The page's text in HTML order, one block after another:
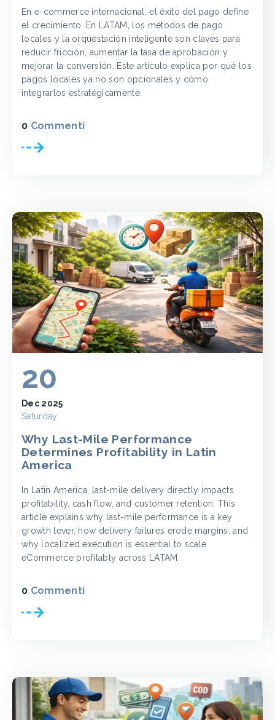
En e-commerce internacional, el éxito del pago define
el crecimiento. En LATAM, los métodos de pago
locales y la orquestación inteligente son claves para
reducir fricción, aumentar la tasa de aprobación y
mejorar la conversión. Este artículo explica por qué los
pagos locales ya no son opcionales y cómo
integrarlos estratégicamente.
0 Commenti
20
Dec 2025
Saturday
Why Last-Mile Performance
Determines Profitability in Latin
America
In Latin America, last-mile delivery directly impacts
profitability, cash flow, and customer retention. This
article explains why last-mile performance is a key
growth lever, how delivery failures erode margins, and
why localized execution is essential to scale
eCommerce profitably across LATAM.
0 Commenti